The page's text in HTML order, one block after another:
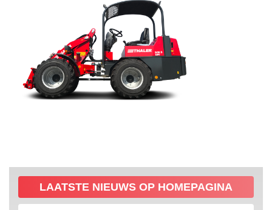
LAATSTE NIEUWS OP HOMEPAGINA